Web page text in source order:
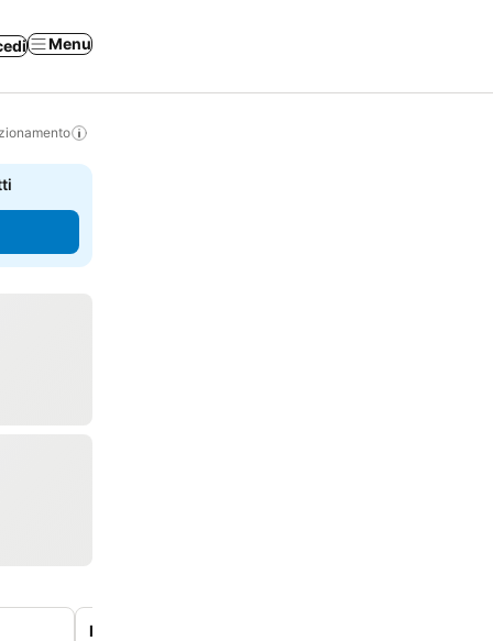
Menu
Parcheggio custodito in loco